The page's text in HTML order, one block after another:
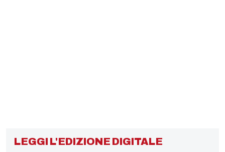
LEGGI L'EDIZIONE DIGITALE